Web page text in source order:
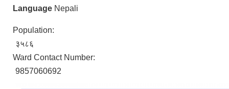
Language Nepali
Population:
३५८६
Ward Contact Number:
9857060692